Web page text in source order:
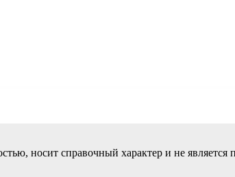
носит справочный характер и не является